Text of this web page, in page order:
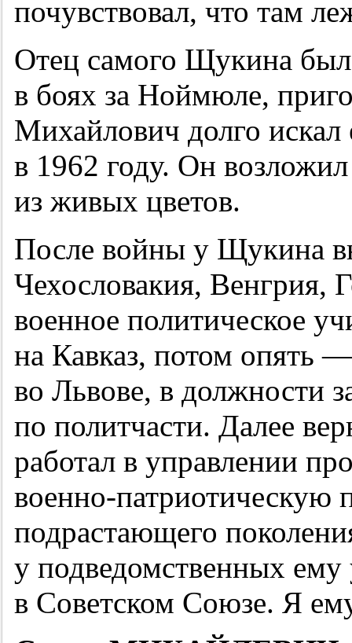
почувствовал, что там
Отец самого Щукина
в боях за Ноймюле,
Михайлович долго
в 1962 году. Он
из живых цветов.
После войны у Щукина
Чехословакия, Венгрия,
военное политическое
на Кавказ, потом опять
во Львове, в должности
по политчасти. Далее
работал в управлении
военно-патриотическую
подрастающего
у подведомственных
в Советском Союзе. Я